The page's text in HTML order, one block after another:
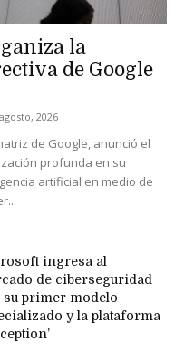
la
de Google
2026
de Google, anunció el
profunda en su
artificial en medio de
ingresa al
de ciberseguridad
su primer modelo
y la plataforma